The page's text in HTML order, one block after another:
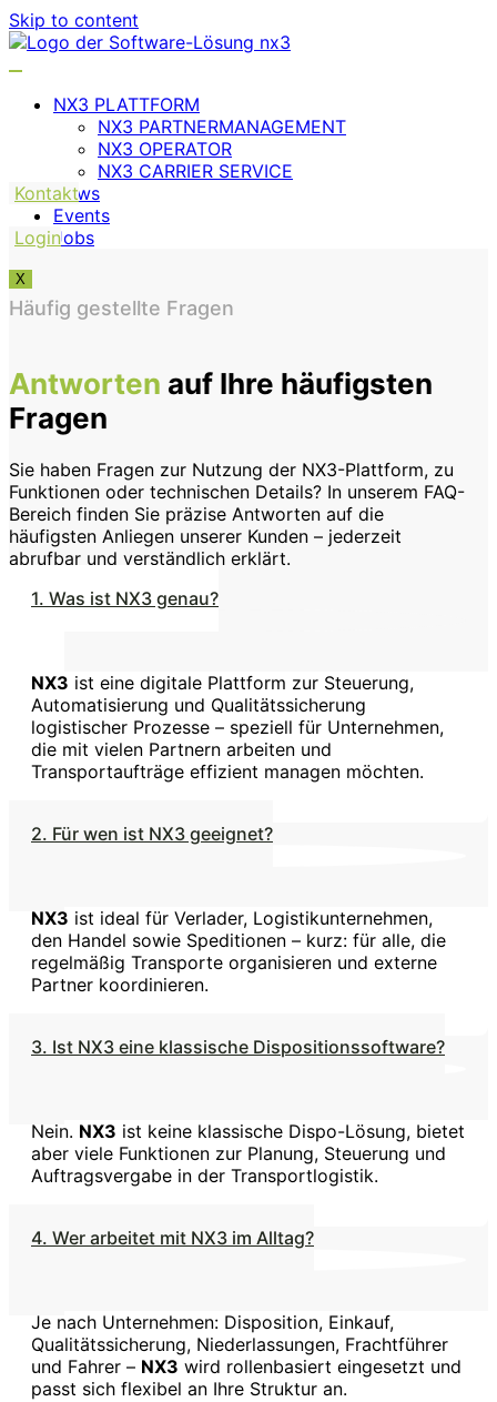
Skip to content
NX3 PLATTFORM
NX3 PARTNERMANAGEMENT
NX3 OPERATOR
NX3 CARRIER SERVICE
News
Events
Jobs
X
Kontakt
Login
Häufig gestellte Fragen
Antworten auf Ihre häufigsten
Fragen
Sie haben Fragen zur Nutzung der NX3-Plattform, zu
Funktionen oder technischen Details? In unserem FAQ-
Bereich finden Sie präzise Antworten auf die
häufigsten Anliegen unserer Kunden – jederzeit
abrufbar und verständlich erklärt.
1. Was ist NX3 genau?
NX3 ist eine digitale Plattform zur Steuerung,
Automatisierung und Qualitätssicherung
logistischer Prozesse – speziell für Unternehmen,
die mit vielen Partnern arbeiten und
Transportaufträge effizient managen möchten.
2. Für wen ist NX3 geeignet?
NX3 ist ideal für Verlader, Logistikunternehmen,
den Handel sowie Speditionen – kurz: für alle, die
regelmäßig Transporte organisieren und externe
Partner koordinieren.
3. Ist NX3 eine klassische Dispositionssoftware?
Nein. NX3 ist keine klassische Dispo-Lösung, bietet
aber viele Funktionen zur Planung, Steuerung und
Auftragsvergabe in der Transportlogistik.
4. Wer arbeitet mit NX3 im Alltag?
Je nach Unternehmen: Disposition, Einkauf,
Qualitätssicherung, Niederlassungen, Frachtführer
und Fahrer – NX3 wird rollenbasiert eingesetzt und
passt sich flexibel an Ihre Struktur an.